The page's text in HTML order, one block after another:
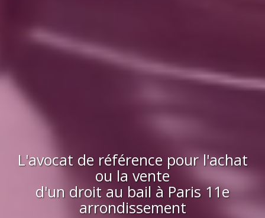
L'avocat de référence pour l'achat
ou la vente
d'un droit au bail à Paris 11e
arrondissement